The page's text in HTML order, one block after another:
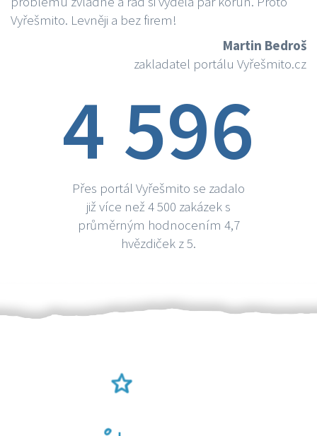
Vyřešmito. Levněji a bez firem!
Martin Bedroš
zakladatel portálu Vyřešmito.cz
4 596
Přes portál Vyřešmito se zadalo
již více než 4 500 zakázek s
průměrným hodnocením 4,7
hvězdiček z 5.